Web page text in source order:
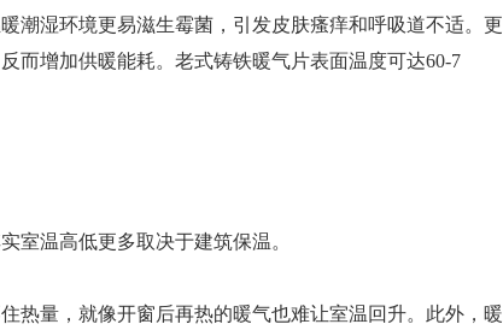
潮湿环境更易滋生霉菌，引发皮肤瘙痒和呼吸道不适。更
而增加供暖能耗。老式铸铁暖气片表面温度可达60-7
室温高低更多取决于建筑保温。
热量，就像开窗后再热的暖气也难让室温回升。此外，暖